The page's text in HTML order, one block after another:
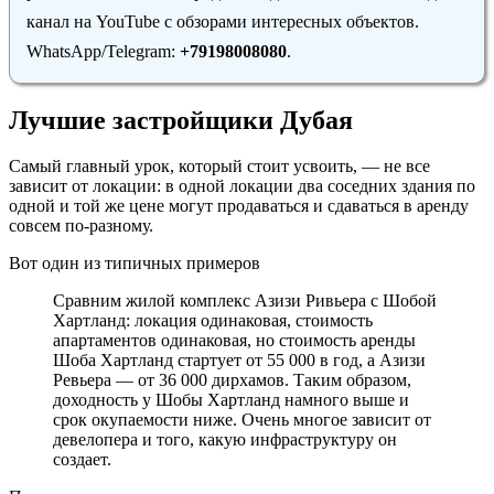
канал на YouTube с обзорами интересных объектов.
WhatsApp/Telegram: +79198008080.
Лучшие застройщики Дубая
Самый главный урок, который стоит усвоить, — не все
зависит от локации: в одной локации два соседних здания по
одной и той же цене могут продаваться и сдаваться в аренду
совсем по-разному.
Вот один из типичных примеров
Сравним жилой комплекс Азизи Ривьера с Шобой
Хартланд: локация одинаковая, стоимость
апартаментов одинаковая, но стоимость аренды
Шоба Хартланд стартует от 55 000 в год, а Азизи
Ревьера — от 36 000 дирхамов. Таким образом,
доходность у Шобы Хартланд намного выше и
срок окупаемости ниже. Очень многое зависит от
девелопера и того, какую инфраструктуру он
создает.